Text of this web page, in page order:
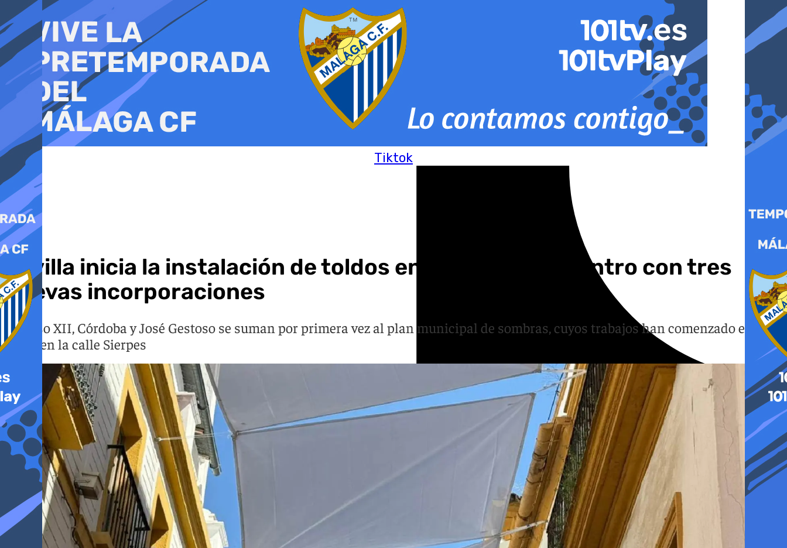
al
contenido
Tiktok
Ciudad
Sevilla inicia la instalación de toldos en 30 calles del centro con tres
nuevas incorporaciones
Alfonso XII, Córdoba y José Gestoso se suman por primera vez al plan municipal de sombras, cuyos trabajos han comenzado este
lunes en la calle Sierpes